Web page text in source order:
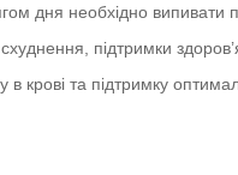
дня необхідно випивати
підтримки
та підтримку